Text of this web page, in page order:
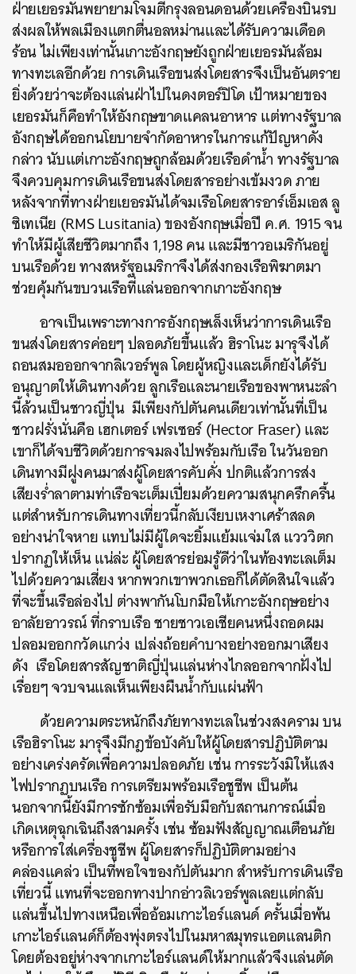
ฝ่ายเยอรมันพยายามโจมตีกรุงลอนดอนด้วยเครื่องบินรบ
ส่งผลให้พลเมืองแตกตื่นอลหม่านและได้รับความเดือด
ร้อน ไม่เพียงเท่านั้นเกาะอังกฤษยังถูกฝ่ายเยอรมันล้อม
ทางทะเลอีกด้วย การเดินเรือขนส่งโดยสารจึงเป็นอันตราย
ยิ่งด้วยว่าจะต้องแล่นฝ่าไปในดงตอร์ปิโด เป้าหมายของ
เยอรมันก็คือทำให้อังกฤษขาดแคลนอาหาร แต่ทางรัฐบาล
อังกฤษได้ออกนโยบายจำกัดอาหารในการแก้ปัญหาดัง
กล่าว นับแต่เกาะอังกฤษถูกล้อมด้วยเรือดำน้ำ ทางรัฐบาล
จึงควบคุมการเดินเรือขนส่งโดยสารอย่างเข้มงวด ภาย
หลังจากที่ทางฝ่ายเยอรมันได้จมเรือโดยสารอาร์เอ็มเอส ลู
ซิเทเนีย (RMS Lusitania) ของอังกฤษเมื่อปี ค.ศ. 1915 จน
ทำให้มีผู้เสียชีวิตมากถึง 1,198 คน และมีชาวอเมริกันอยู่
บนเรือด้วย ทางสหรัฐอเมริกาจึงได้ส่งกองเรือพิฆาตมา
ช่วยคุ้มกันขบวนเรือที่แล่นออกจากเกาะอังกฤษ
อาจเป็นเพราะทางการอังกฤษเล็งเห็นว่าการเดินเรือ
ขนส่งโดยสารค่อยๆ ปลอดภัยขึ้นแล้ว ฮิราโนะ มารุจึงได้
ถอนสมอออกจากลิเวอร์พูล โดยผู้หญิงและเด็กยังได้รับ
อนุญาตให้เดินทางด้วย ลูกเรือและนายเรือของพาหนะลำ
นี้ล้วนเป็นชาวญี่ปุ่น มีเพียงกัปตันคนเดียวเท่านั้นที่เป็น
ชาวฝรั่งนั่นคือ เฮกเตอร์ เฟรเซอร์ (Hector Fraser) และ
เขาก็ได้จบชีวิตด้วยการจมลงไปพร้อมกับเรือ ในวันออก
เดินทางมีฝูงคนมาส่งผู้โดยสารคับคั่ง ปกติแล้วการส่ง
เสียงร่ำลาตามท่าเรือจะเต็มเปี่ยมด้วยความสนุกครึกครื้น
แต่สำหรับการเดินทางเที่ยวนี้กลับเงียบเหงาเศร้าสลด
อย่างน่าใจหาย แทบไม่มีผู้ใดจะยิ้มแย้มแจ่มใส แวววิตก
ปรากฏให้เห็น แน่ล่ะ ผู้โดยสารย่อมรู้ดีว่าในท้องทะเลเต็ม
ไปด้วยความเสี่ยง หากพวกเขาพวกเธอก็ได้ตัดสินใจแล้ว
ที่จะขึ้นเรือล่องไป ต่างพากันโบกมือให้เกาะอังกฤษอย่าง
อาลัยอาวรณ์ ที่กราบเรือ ชายชาวเอเชียคนหนึ่งถอดผม
ปลอมออกกวัดแกว่ง เปล่งถ้อยคำบางอย่างออกมาเสียง
ดัง เรือโดยสารสัญชาติญี่ปุ่นแล่นห่างไกลออกจากฝั่งไป
เรื่อยๆ จวบจนแลเห็นเพียงผืนน้ำกับแผ่นฟ้า
ด้วยความตระหนักถึงภัยทางทะเลในช่วงสงคราม บน
เรือฮิราโนะ มารุจึงมีกฎข้อบังคับให้ผู้โดยสารปฏิบัติตาม
อย่างเคร่งครัดเพื่อความปลอดภัย เช่น การระวังมิให้แสง
ไฟปรากฏบนเรือ การเตรียมพร้อมเรือชูชีพ เป็นต้น
นอกจากนี้ยังมีการซักซ้อมเพื่อรับมือกับสถานการณ์เมื่อ
เกิดเหตุฉุกเฉินถึงสามครั้ง เช่น ซ้อมฟังสัญญาณเตือนภัย
หรือการใส่เครื่องชูชีพ ผู้โดยสารก็ปฏิบัติตามอย่าง
คล่องแคล่ว เป็นที่พอใจของกัปตันมาก สำหรับการเดินเรือ
เที่ยวนี้ แทนที่จะออกทางปากอ่าวลิเวอร์พูลเลยแต่กลับ
แล่นขึ้นไปทางเหนือเพื่ออ้อมเกาะไอร์แลนด์ ครั้นเมื่อพ้น
เกาะไอร์แลนด์ก็ต้องพุ่งตรงไปในมหาสมุทรแอตแลนติก
โดยต้องอยู่ห่างจากเกาะไอร์แลนด์ให้มากแล้วจึงแล่นตัด